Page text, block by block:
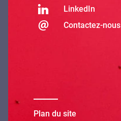
LinkedIn
Contactez-nous
Plan du site